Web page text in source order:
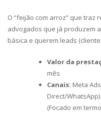
O “feijão com arroz” que traz
advogados que já produzem
básica e querem leads
Valor da
mês
Canais: Meta
Direct/WhatsApp)
(Focado em